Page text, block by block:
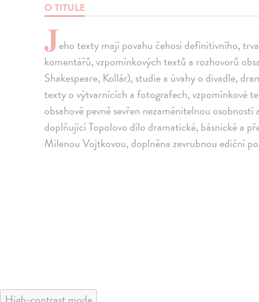
O TITULE
Jeho texty mají povahu čehosi definitivního,
komentářů, vzpomínkových textů a rozhovorů
Shakespeare, Kollár), studie a úvahy o divadle,
texty o výtvarnících a fotografech, vzpomínkové
obsahově pevně sevřen nezaměnitelnou
doplňující Topolovo dílo dramatické, básnické a
Milenou Vojtkovou, doplněna zevrubnou ediční